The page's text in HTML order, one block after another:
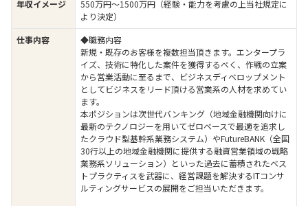
年収イメージ
550万円〜1500万円（経験・能力を考慮の上当社規定に
より決定）
仕事内容
◆職務内容
新規・既存のお客様を複数担当頂きます。エンタープラ
イズ、技術に特化した案件を獲得するべく、作戦の立案
から営業活動に至るまで、ビジネスディベロップメント
としてビジネスをリード頂ける営業系の人材を求めてい
ます。
本ポジションは次世代バンキング（地域金融機関向けに
最新のテクノロジーを用いてゼロベースで最適を追求し
たクラウド型基幹系業務システム）やFutureBANK（全国
30行以上の地域金融機関に提供する融資営業領域の戦略
業務系ソリューション）といった過去に蓄積されたベス
トプラクティスを武器に、経営課題を解決するITコンサ
ルティングサービスの展開をご担当いただきます。